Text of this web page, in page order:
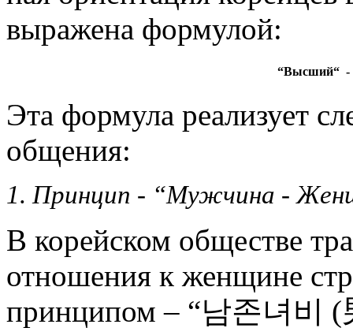
выражена форму­лой:
“Высший“ -
Эта формула реализует
общения:
1. Принцип - “Мужчина -
В корейском обществе
отношения к женщине
принципом– “남존녀비